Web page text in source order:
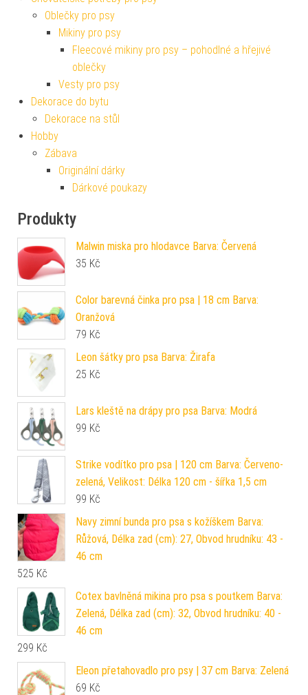
Oblečky pro psy
Mikiny pro psy
Fleecové mikiny pro psy – pohodlné a hřejivé
oblečky
Vesty pro psy
Dekorace do bytu
Dekorace na stůl
Hobby
Zábava
Originální dárky
Dárkové poukazy
Produkty
Malwin miska pro hlodavce Barva: Červená
35 Kč
Color barevná činka pro psa | 18 cm Barva:
Oranžová
79 Kč
Leon šátky pro psa Barva: Žirafa
25 Kč
Lars kleště na drápy pro psa Barva: Modrá
99 Kč
Strike vodítko pro psa | 120 cm Barva: Červeno-
zelená, Velikost: Délka 120 cm - šířka 1,5 cm
99 Kč
Navy zimní bunda pro psa s kožíškem Barva:
Růžová, Délka zad (cm): 27, Obvod hrudníku: 43 -
46 cm
525 Kč
Cotex bavlněná mikina pro psa s poutkem Barva:
Zelená, Délka zad (cm): 32, Obvod hrudníku: 40 -
46 cm
299 Kč
Eleon přetahovadlo pro psy | 37 cm Barva: Zelená
69 Kč